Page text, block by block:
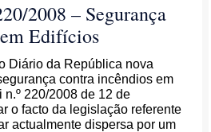
2008 – Segurança
Edifícios
Diário da República nova
contra incêndios em
220/2008 de 12 de
o facto da legislação referente
actualmente dispersa por um